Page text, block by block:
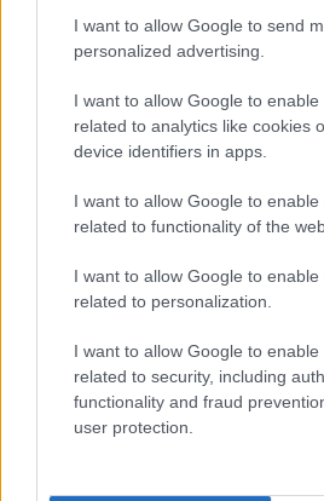
I want to allow Google to send
personalized advertising.
I want to allow Google to enable
related to analytics like cookies
device identifiers in apps.
I want to allow Google to enable
related to functionality of the
I want to allow Google to enable
related to personalization.
I want to allow Google to enable
related to security, including
functionality and fraud
user protection.
arresti e 135 denunce
NECROLOGIE
Mario Malu